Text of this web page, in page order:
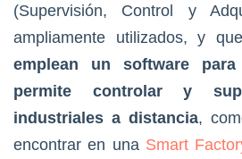
(Supervisión, Control y
ampliamente utilizados, y
emplean un software
permite controlar y
industriales a distancia,
encontrar en una Smart